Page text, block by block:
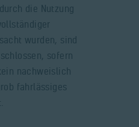
die Nutzung
wurden, sind
sofern
nachweislich
fahrlässiges